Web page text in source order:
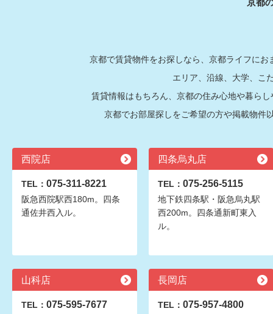
京都で賃貸物件をお探しなら、京都ライフに
エリア、沿線、大学、こ
賃貸情報はもちろん、京都の住み心地や暮ら
京都でお部屋探しをご希望の方や掲載物件
西院店
TEL： 075-311-8221
阪急西院駅西180m。四条
通佐井西入ル。
四条烏丸店
TEL： 075-256-5115
地下鉄四条駅・阪急烏丸駅
西200m。四条通新町東入
ル。
山科店
TEL： 075-595-7677
長岡店
TEL： 075-957-4800